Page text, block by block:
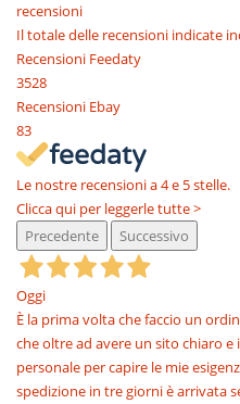
recensioni
Il totale delle recensioni indicate
Recensioni Feedaty
3528
Recensioni Ebay
83
Le nostre recensioni a 4 e 5 stelle.
Clicca qui per leggerle tutte >
Precedente
Successivo
Oggi
È la prima volta che faccio un
che oltre ad avere un sito chiaro
personale per capire le mie
spedizione in tre giorni è arrivata